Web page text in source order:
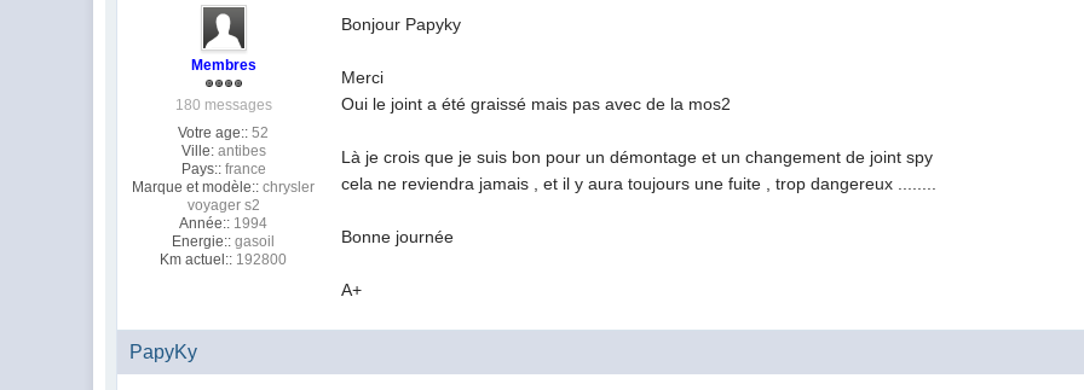
Membres
180 messages
Votre age:: 52
Ville: antibes
Pays:: france
Marque et modèle:: chrysler
voyager s2
Année:: 1994
Energie:: gasoil
Km actuel:: 192800
Bonjour Papyky
Merci
Oui le joint a été graissé mais pas avec de la mos2
Là je crois que je suis bon pour un démontage et un changement de joint spy
cela ne reviendra jamais , et il y aura toujours une fuite , trop dangereux ........
Bonne journée
A+
PapyKy